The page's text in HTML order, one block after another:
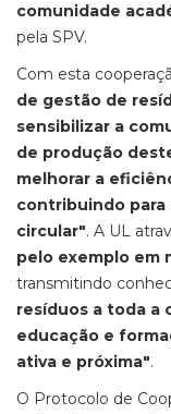
comunidade
pela SPV.
Com esta
de gestão de
sensibilizar a
de produção
melhorar a
contribuindo para
circular". A UL
pelo exemplo em
transmitindo
resíduos a toda a
educação e
ativa e próxima".
O Protocolo de